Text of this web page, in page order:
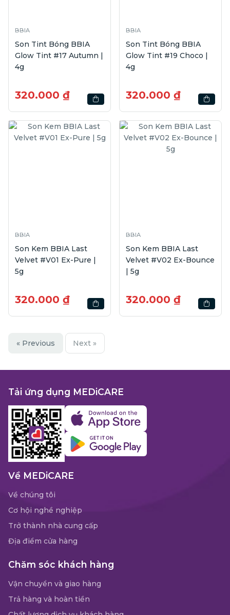
BBIA
Son Tint Bóng BBIA
Glow Tint #17 Autumn |
4g
320.000 ₫
BBIA
Son Tint Bóng BBIA
Glow Tint #19 Choco |
4g
320.000 ₫
BBIA
Son Kem BBIA Last
Velvet #V01 Ex-Pure |
5g
320.000 ₫
BBIA
Son Kem BBIA Last
Velvet #V02 Ex-Bounce
| 5g
320.000 ₫
« Previous Next »
Tải ứng dụng MEDiCARE
Về MEDiCARE
Về chúng tôi
Cơ hội nghề nghiệp
Trở thành nhà cung cấp
Địa điểm cửa hàng
Chăm sóc khách hàng
Vận chuyển và giao hàng
Trả hàng và hoàn tiền